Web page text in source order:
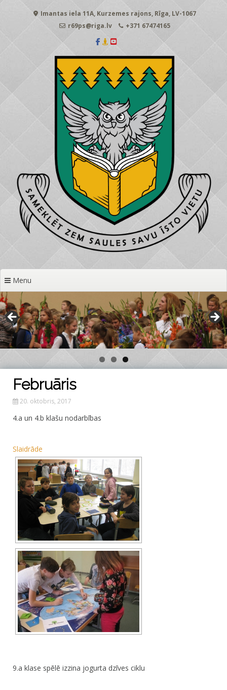
Imantas iela 11A, Kurzemes rajons, Rīga, LV-1067
r69ps@riga.lv
+371 67474165
Menu
Februāris
20. oktobris, 2017
4.a un 4.b klašu nodarbības
Slaidrāde
9.a klase spēlē izzina jogurta dzīves ciklu